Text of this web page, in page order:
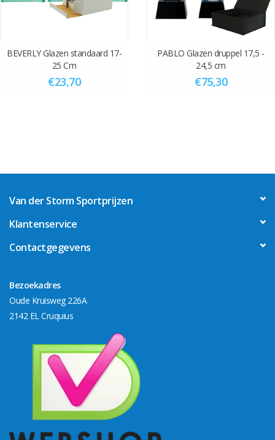
zandstralen is minimaal 14 dagen na akkoord van de proef die wij u
BEVERLY Glazen standaard 17-
25 Cm
€23,70
PABLO Glazen druppel 17,5 -
24,5 cm
€75,30
Van der Storm Sportprijzen
Klantenservice
Contactgegevens
Bezoekadres
Oude Kruisweg 226A
2142 EL Cruquius